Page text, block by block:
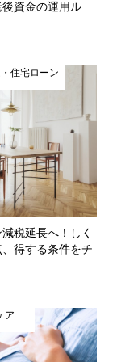
資金の運用ル
住宅ローン
税延長へ！しく
得する条件をチ
ア